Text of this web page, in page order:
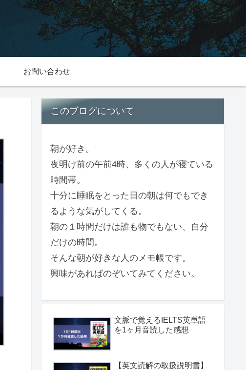
お問い合わせ
このブログについて
朝が好き。
夜明け前の午前4時、多くの人が寝ている
時間帯。
十分に睡眠をとった日の朝は何でもでき
るような気がしてくる。
朝の１時間だけは誰も物でもない、自分
だけの時間。
そんな朝が好きな人のメモ帳です。
興味があればのぞいてみてください。
文脈で覚えるIELTS英単語
を1ヶ月音読した感想
【英文読解の取扱説明書】